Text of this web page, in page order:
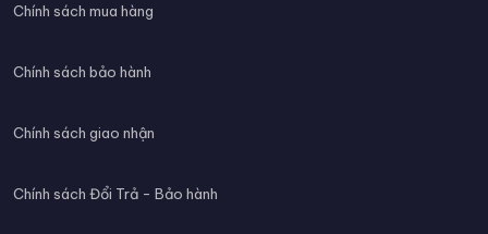
Chính sách mua hàng
Chính sách bảo hành
Chính sách giao nhận
Chính sách Đổi Trả - Bảo hành